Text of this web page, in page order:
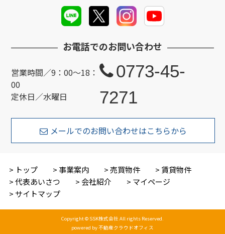
お電話でのお問い合わせ
営業時間／9：00～18：
00
定休日／水曜日
0773-45-
7271
メールでのお問い合わせはこちらから
トップ 事業案内 売買物件
賃貸物件
代表あいさつ
会社紹介
マイページ
サイトマップ
Copyright © SSK株式会社 All rights Reserved.
powered by 不動産クラウドオフィス